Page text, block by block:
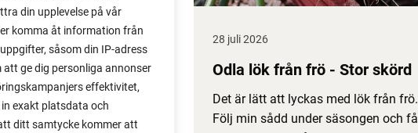
din upplevelse på vår
komma åt information från
såsom din IP-adress
ge dig personliga annonser
effektivitet,
exakt platsdata och
ditt samtycke kommer att
på våren i Sverige
vädret kan det gå fint
också på våren. Men
28 juli 2026
Odla lök från frö - Stor skörd
Det är lätt att lyckas med lök från frö.
Följ min sådd under säsongen och få